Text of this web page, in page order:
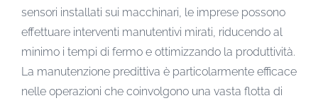
sensori installati sui macchinari, le imprese possono
effettuare interventi manutentivi mirati, riducendo al
minimo i tempi di fermo e ottimizzando la produttività.
La manutenzione predittiva è particolarmente efficace
nelle operazioni che coinvolgono una vasta flotta di